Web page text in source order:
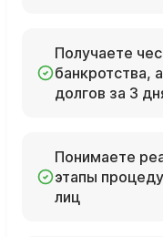
Получаете
банкротства,
долгов за 3
Понимаете
этапы
лиц